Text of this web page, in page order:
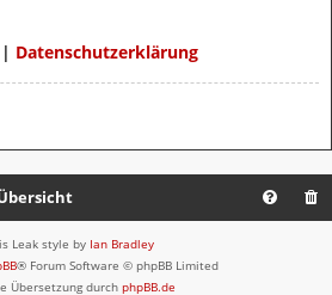
| Datenschutzerklärung
Leak style by Ian Bradley
® Forum Software © phpBB Limited
Übersetzung durch phpBB.de